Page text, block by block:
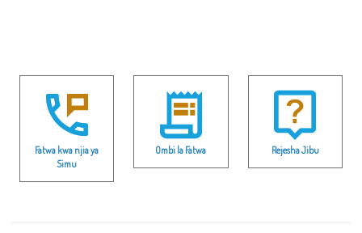
Fatwa kwa njia ya
Simu
Ombi la Fatwa Rejesha Jibu